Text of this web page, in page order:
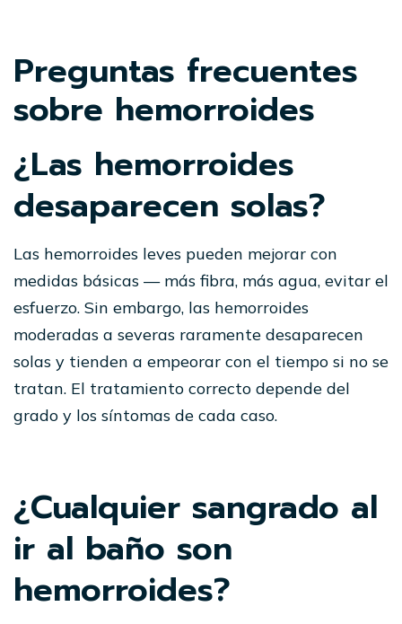
Preguntas frecuentes
sobre hemorroides
¿Las hemorroides
desaparecen solas?
Las hemorroides leves pueden mejorar con
medidas básicas — más fibra, más agua, evitar el
esfuerzo. Sin embargo, las hemorroides
moderadas a severas raramente desaparecen
solas y tienden a empeorar con el tiempo si no se
tratan. El tratamiento correcto depende del
grado y los síntomas de cada caso.
¿Cualquier sangrado al
ir al baño son
hemorroides?